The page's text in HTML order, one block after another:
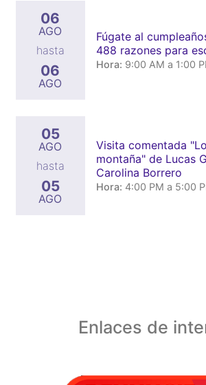
06
AGO
hasta
06
AGO
Fúgate al
488 razones para
Hora: 9:00 AM a 1:00
05
AGO
hasta
05
AGO
Visita comentada
montaña" de Lucas
Carolina Borrero
Hora: 4:00 PM a 5:00
Enlaces de